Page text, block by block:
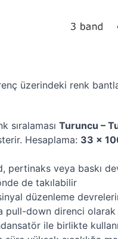
üzerindeki renk
sıralaması Turuncu –
Hesaplama: 33 ×
pertinaks veya baskı
de takılabilir
düzenleme
down direnci olarak
ile birlikte